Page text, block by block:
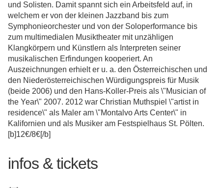
und Solisten. Damit spannt sich ein Arbeitsfeld auf, in
welchem er von der kleinen Jazzband bis zum
Symphonieorchester und von der Soloperformance bis
zum multimedialen Musiktheater mit unzähligen
Klangkörpern und Künstlern als Interpreten seiner
musikalischen Erfindungen kooperiert. An
Auszeichnungen erhielt er u. a. den Österreichischen und
den Niederösterreichischen Würdigungspreis für Musik
(beide 2006) und den Hans-Koller-Preis als \"Musician of
the Year\" 2007. 2012 war Christian Muthspiel \"artist in
residence\" als Maler am \"Montalvo Arts Center\" in
Kalifornien und als Musiker am Festspielhaus St. Pölten.
[b]12€/8€[/b]
infos & tickets